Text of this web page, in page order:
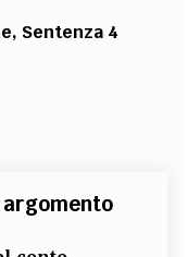
Sentenza 4